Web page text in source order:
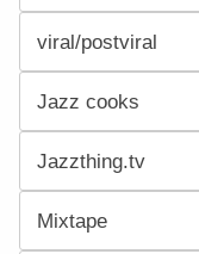
viral/postviral
Jazz cooks
Jazzthing.tv
Mixtape